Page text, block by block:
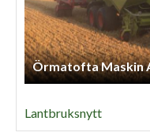
Örmatofta Maskin
Lantbruksnytt